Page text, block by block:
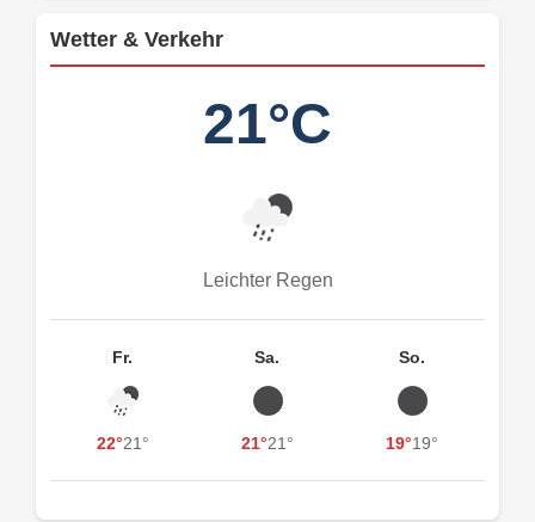
Wetter & Verkehr
21°C
Leichter Regen
Fr.
22°21°
Sa.
21°21°
So.
19°19°